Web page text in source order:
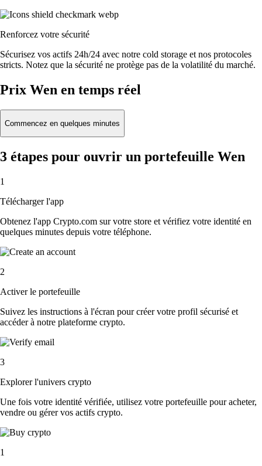
Renforcez votre sécurité
Sécurisez vos actifs 24h/24 avec notre cold storage et nos protocoles
stricts. Notez que la sécurité ne protège pas de la volatilité du marché.
Prix Wen en temps réel
Commencez en quelques minutes
3 étapes pour ouvrir un portefeuille Wen
1
Télécharger l'app
Obtenez l'app Crypto.com sur votre store et vérifiez votre identité en
quelques minutes depuis votre téléphone.
2
Activer le portefeuille
Suivez les instructions à l'écran pour créer votre profil sécurisé et
accéder à notre plateforme crypto.
3
Explorer l'univers crypto
Une fois votre identité vérifiée, utilisez votre portefeuille pour acheter,
vendre ou gérer vos actifs crypto.
1